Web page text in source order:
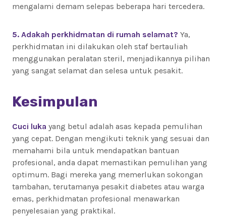
mengalami demam selepas beberapa hari tercedera.
5. Adakah perkhidmatan di rumah selamat? Ya,
perkhidmatan ini dilakukan oleh staf bertauliah
menggunakan peralatan steril, menjadikannya pilihan
yang sangat selamat dan selesa untuk pesakit.
Kesimpulan
Cuci luka yang betul adalah asas kepada pemulihan
yang cepat. Dengan mengikuti teknik yang sesuai dan
memahami bila untuk mendapatkan bantuan
profesional, anda dapat memastikan pemulihan yang
optimum. Bagi mereka yang memerlukan sokongan
tambahan, terutamanya pesakit diabetes atau warga
emas, perkhidmatan profesional menawarkan
penyelesaian yang praktikal.